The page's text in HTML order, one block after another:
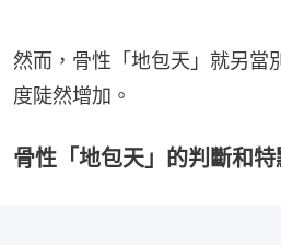
然而，骨性「地包天」就另當
度陡然增加。
骨性「地包天」的判斷和特